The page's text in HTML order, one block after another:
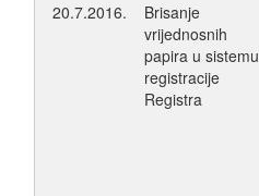
20.7.2016.
Brisanje
vrijednosnih
papira u sistemu
registracije
Registra